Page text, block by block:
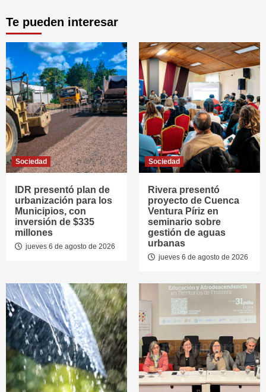
Te pueden interesar
Sociedad
IDR presentó plan de
urbanización para los
Municipios, con
inversión de $335
millones
jueves 6 de agosto de 2026
Sociedad
Rivera presentó
proyecto de Cuenca
Ventura Píriz en
seminario sobre
gestión de aguas
urbanas
jueves 6 de agosto de 2026